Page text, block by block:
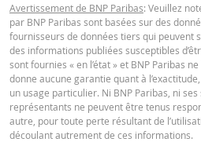
Key Information Document
QUOTES
Avertissement de BNP Paribas: Veuillez
par BNP Paribas sont basées sur des
fournisseurs de données tiers qui peuvent
des informations publiées susceptibles
sont fournies « en l’état » et BNP Paribas
donne aucune garantie quant à
un usage particulier. Ni BNP Paribas, ni
représentants ne peuvent être tenus
autre, pour toute perte résultant de
découlant autrement de ces informations.